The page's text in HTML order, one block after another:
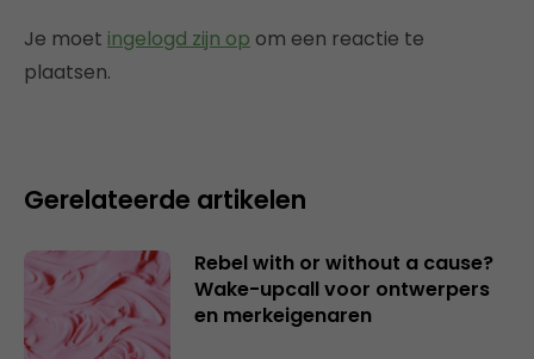
Je moet ingelogd zijn op om een reactie te
plaatsen.
Gerelateerde artikelen
Rebel with or without a cause?
Wake-upcall voor ontwerpers
en merkeigenaren